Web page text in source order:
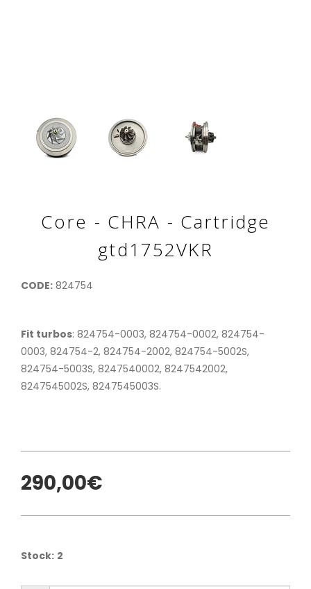
Core - CHRA - Cartridge
gtd1752VKR
CODE: 824754
Fit turbos: 824754-0003, 824754-0002, 824754-
0003, 824754-2, 824754-2002, 824754-5002S,
824754-5003S, 8247540002, 8247542002,
8247545002S, 8247545003S.
290,00€
Stock: 2